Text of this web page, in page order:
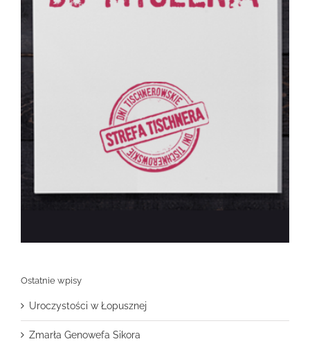
Ostatnie wpisy
Uroczystości w Łopusznej
Zmarła Genowefa Sikora